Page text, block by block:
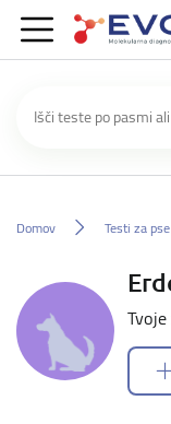
Domov Testi za pse